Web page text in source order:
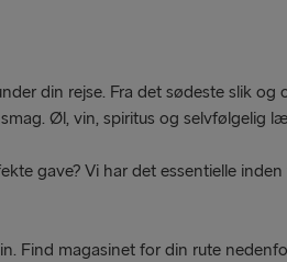
din rejse. Fra det sødeste slik
Øl, vin, spiritus og selvfølgelig
gave? Vi har det essentielle
Find magasinet for din rute